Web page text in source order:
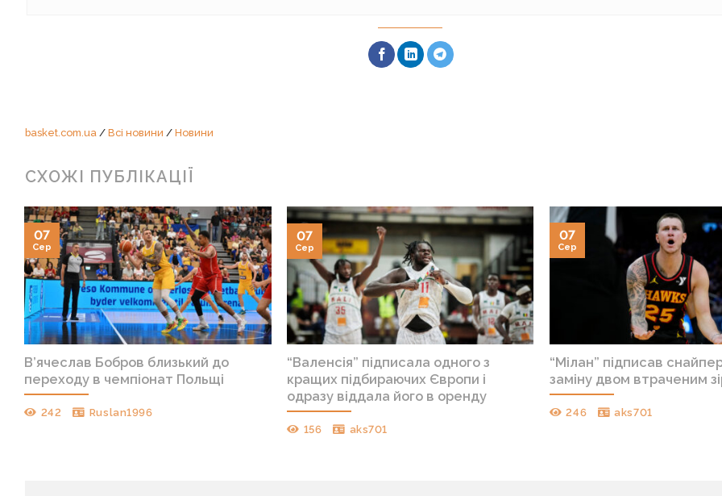
basket.com.ua/ Всі новини / Новини
СХОЖІ ПУБЛІКАЦІЇ
В’ячеслав Бобров близький до
переходу в чемпіонат Польщі
242 Ruslan1996
07
Сер
“Валенсія” підписала одного з
кращих підбираючих Європи і
одразу віддала його в оренду
156 aks701
07
Сер
“Мілан” підписав
заміну двом втраченим
246 aks701
07
Сер